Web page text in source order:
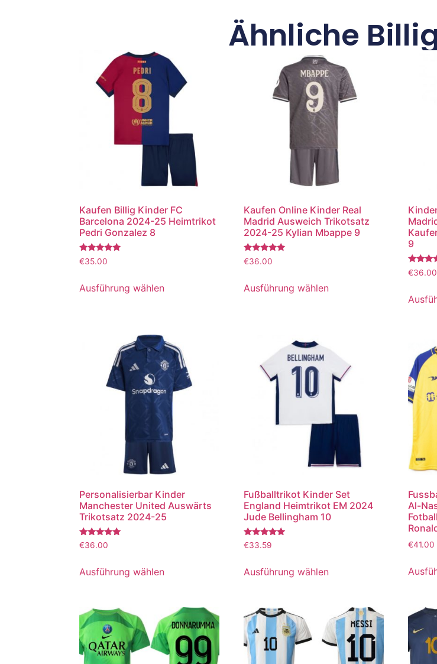
Ähnliche
Kaufen Billig Kinder FC
Barcelona 2024-25 Heimtrikot
Pedri Gonzalez 8
Bewertet
mit
von 5
€35.00
Ausführung wählen
Kaufen Online Kinder Real
Madrid Ausweich Trikotsatz
2024-25 Kylian Mbappe 9
Bewertet
mit
von 5
€36.00
Ausführung wählen
9
Bewertet
mit
von 5
€36.00
Personalisierbar Kinder
Manchester United Auswärts
Trikotsatz 2024-25
Bewertet
mit
von 5
€36.00
Ausführung wählen
Fußballtrikot Kinder Set
England Heimtrikot EM 2024
Jude Bellingham 10
Bewertet
mit
von 5
€33.59
Ausführung wählen
Al-
€41.00